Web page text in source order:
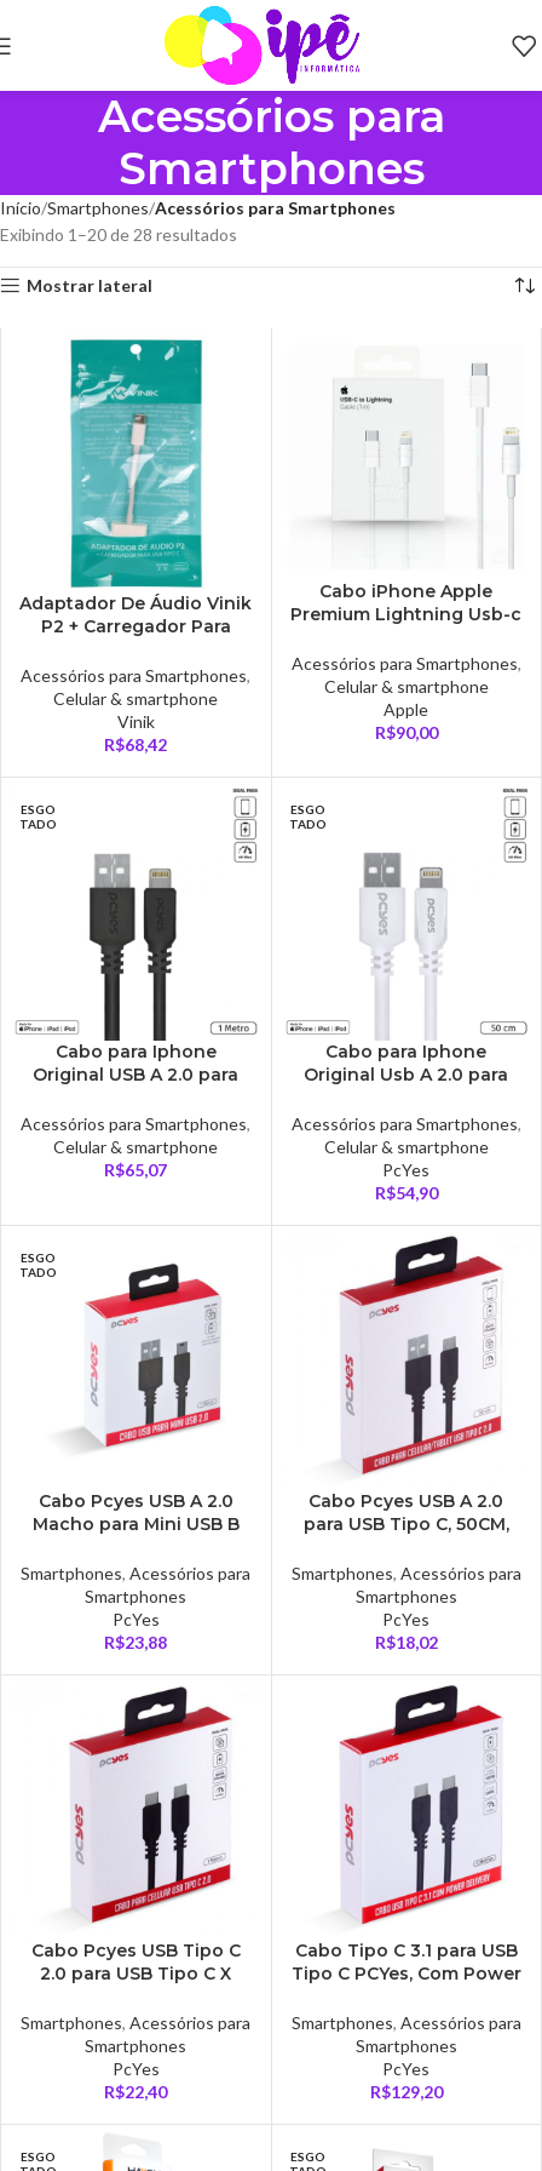
Acessórios para
Smartphones
Início Smartphones Acessórios para Smartphones
Exibindo 1–20 de 28 resultados
Mostrar lateral
Adaptador De Áudio Vinik
P2 + Carregador Para
Acessórios para Smartphones,
Celular & smartphone
Vinik
R$68,42
Cabo iPhone Apple
Premium Lightning Usb-c
MD818M/A
Acessórios para Smartphones,
Celular & smartphone
Apple
R$90,00
ESGO
TADO
Cabo para Iphone
Original USB A 2.0 para
Certificado mfi 1 Metros
Preto
Acessórios para Smartphones,
Celular & smartphone
R$65,07
ESGO
TADO
Cabo para Iphone
Original Usb A 2.0 para
Certificado Mfi 50 Cm
Branco
Acessórios para Smartphones,
Celular & smartphone
PcYes
R$54,90
ESGO
TADO
Cabo Pcyes USB A 2.0
Macho para Mini USB B
PUANM2-1
Smartphones,Acessórios para
Smartphones
PcYes
R$23,88
Cabo Pcyes USB A 2.0
para USB Tipo C, 50CM,
Smartphones, Acessórios para
Smartphones
PcYes
R$18,02
Cabo Pcyes USB Tipo C
2.0 para USB Tipo C X
– PUCP-01
Smartphones,Acessórios para
Smartphones
PcYes
R$22,40
Cabo Tipo C 3.1 para USB
Tipo C PCYes, Com Power
Preto – P31UCCP-2
Smartphones, Acessórios para
Smartphones
PcYes
R$129,20
ESGO
ESGO